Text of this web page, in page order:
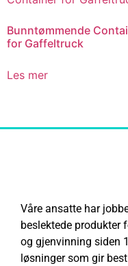
Bunntømmende
for Gaffeltruck
Les mer
Våre ansatte har
beslektede produkter
og gjenvinning siden
løsninger som gir